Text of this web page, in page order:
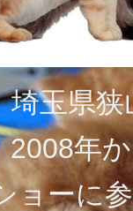
玉県
年
ョーに